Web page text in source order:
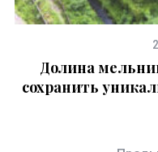
Долина
сохранить